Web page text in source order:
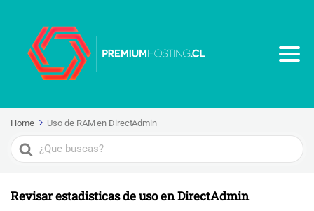
Home Uso de RAM en DirectAdmin
Search
For
Revisar estadisticas de uso en DirectAdmin